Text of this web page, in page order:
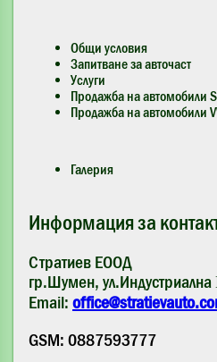
Общи условия
Запитване за авточаст
Услуги
Продажба на автомобили
Продажба на автомобили
Галерия
Информация за
Стратиев ЕООД
гр.Шумен,
Email:
GSM: 0887593777